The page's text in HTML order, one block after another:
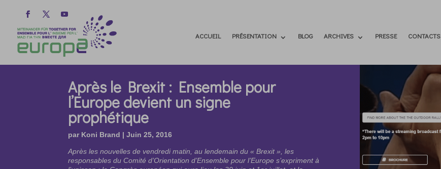
ACCUEIL PRÉSENTATION BLOG ARCHIVES PRESSE CONTACTS
Après le Brexit : Ensemble pour
l’Europe devient un signe
prophétique
par Koni Brand |Juin 25, 2016
Après les nouvelles de vendredi matin, au lendemain du « Brexit », les
responsables du Comité d’Orientation d’Ensemble pour l’Europe s’expriment à